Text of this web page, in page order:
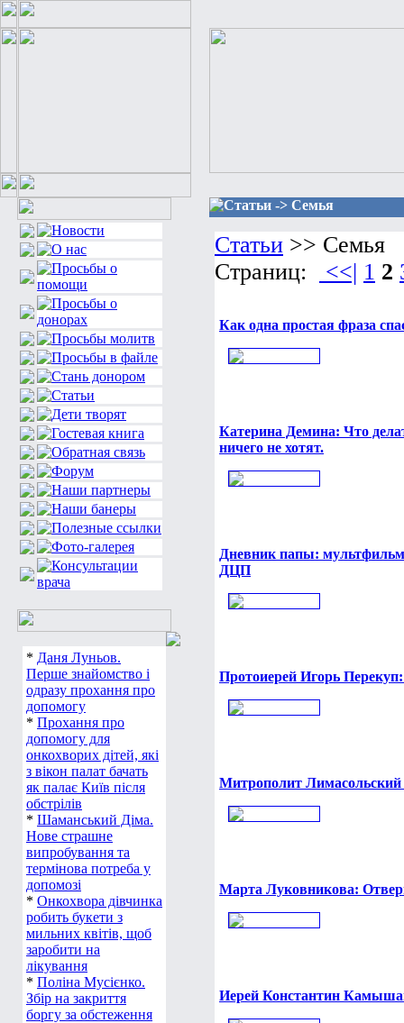
* Даня Луньов.
Перше знайомство і
одразу прохання про
допомогу
* Прохання про
допомогу для
онкохворих дітей, які
з вікон палат бачать
як палає Київ після
обстрілів
* Шаманський Діма.
Нове страшне
випробування та
термінова потреба у
допомозі
* Онкохвора дівчинка
робить букети з
мильних квітів, щоб
заробити на
лікування
* Поліна Мусієнко.
Збір на закриття
боргу за обстеження
Статьи -> Семья
Статьи >> Семья
Страниц:
<<| 1 2
Как одна простая фраза
Катерина Демина: Что
ничего не хотят.
Дневник папы: мультфильм
ДЦП
Протоиерей Игорь
Митрополит
Марта Луковникова:
Иерей Константин